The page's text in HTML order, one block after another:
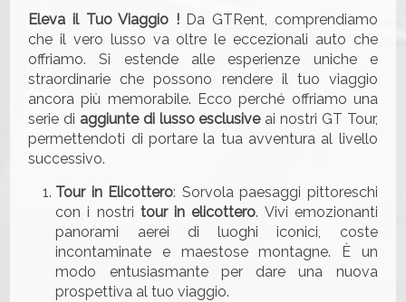
Eleva il Tuo Viaggio ! Da GTRent, comprendiamo
che il vero lusso va oltre le eccezionali auto che
offriamo. Si estende alle esperienze uniche e
straordinarie che possono rendere il tuo viaggio
ancora più memorabile. Ecco perché offriamo una
serie di aggiunte di lusso esclusiveai nostri GT Tour,
permettendoti di portare la tua avventura al livello
successivo.
Tour in Elicottero: Sorvola paesaggi pittoreschi
con i nostri tour in elicottero. Vivi emozionanti
panorami aerei di luoghi iconici, coste
incontaminate e maestose montagne. È un
modo entusiasmante per dare una nuova
prospettiva al tuo viaggio.